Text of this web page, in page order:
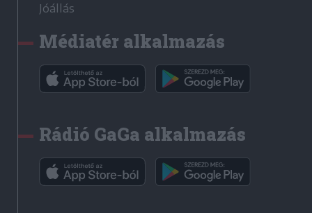
Jóállás
Médiatér alkalmazás
Rádió GaGa alkalmazás